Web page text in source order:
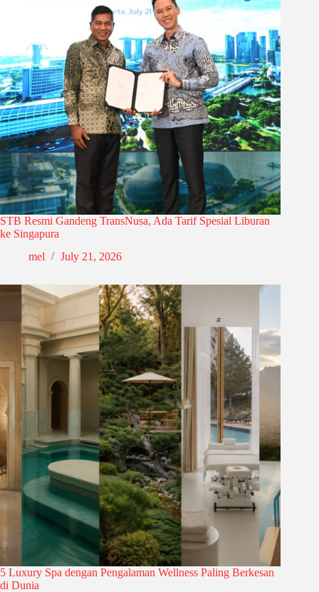
STB Resmi Gandeng TransNusa, Ada Tarif Spesial Liburan
ke Singapura
mel
July 21, 2026
5 Luxury Spa dengan Pengalaman Wellness Paling Berkesan
di Dunia